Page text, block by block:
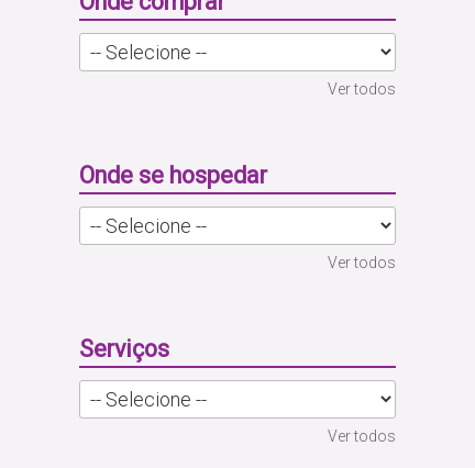
Ver todos
Onde se hospedar
Ver todos
Serviços
Ver todos